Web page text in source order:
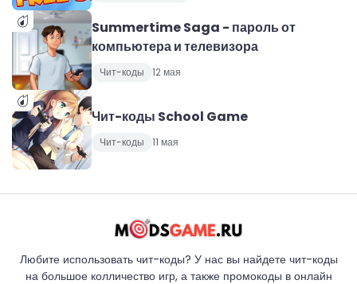
Summertime Saga - пароль от
компьютера и телевизора
Чит-коды 12 мая
Чит-коды School Game
Чит-коды 11 мая
Любите использовать чит-коды? У нас вы найдете чит-коды
на большое колличество игр, а также промокоды в онлайн